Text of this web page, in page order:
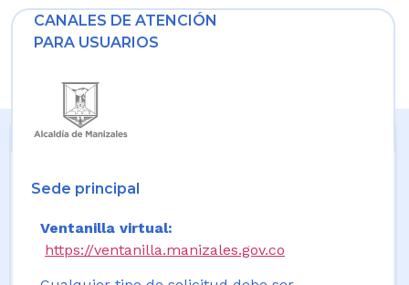
CANALES DE ATENCIÓN
PARA USUARIOS
Sede principal
Ventanilla virtual:
https://ventanilla.manizales.gov.co